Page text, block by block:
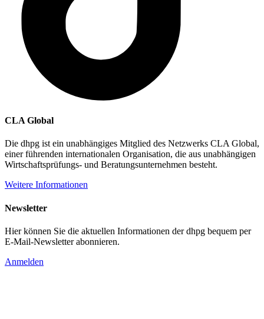
CLA Global
Die dhpg ist ein unabhängiges Mitglied des Netzwerks CLA Global,
einer führenden internationalen Organisation, die aus unabhängigen
Wirtschaftsprüfungs- und Beratungsunternehmen besteht.
Weitere Informationen
Newsletter
Hier können Sie die aktuellen Informationen der dhpg bequem per
E-Mail-Newsletter abonnieren.
Anmelden